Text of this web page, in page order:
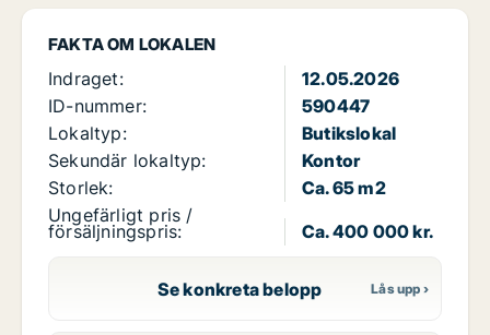
FAKTA OM LOKALEN
Indraget:
12.05.2026
ID-nummer:
590447
Lokaltyp:
Butikslokal
Sekundär lokaltyp:
Kontor
Storlek:
Ca. 65 m2
Ungefärligt pris /
försäljningspris: Ca. 400 000 kr.
Se konkreta belopp